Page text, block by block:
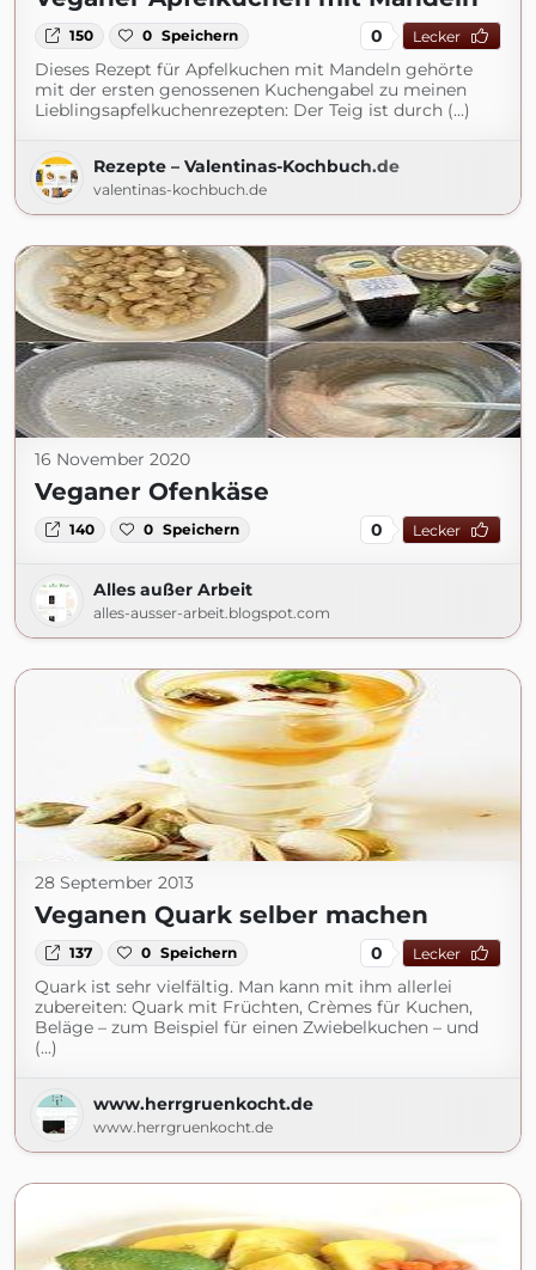
150 0 Speichern 0 Lecker
Dieses Rezept für Apfelkuchen mit Mandeln gehörte
mit der ersten genossenen Kuchengabel zu meinen
Lieblingsapfelkuchenrezepten: Der Teig ist durch (...)
Rezepte – Valentinas-Kochbuch.de
valentinas-kochbuch.de
16 November 2020
Veganer Ofenkäse
140 0 Speichern 0 Lecker
Alles außer Arbeit
alles-ausser-arbeit.blogspot.com
28 September 2013
Veganen Quark selber machen
137 0 Speichern 0 Lecker
Quark ist sehr vielfältig. Man kann mit ihm allerlei
zubereiten: Quark mit Früchten, Crèmes für Kuchen,
Beläge – zum Beispiel für einen Zwiebelkuchen – und
(...)
www.herrgruenkocht.de
www.herrgruenkocht.de